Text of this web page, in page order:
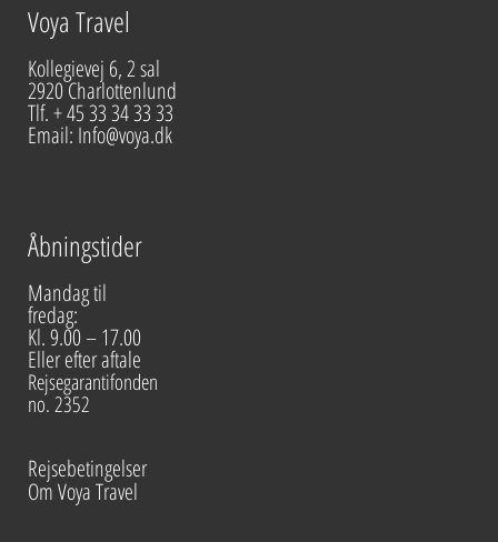
Voya Travel
Kollegievej 6, 2 sal
2920 Charlottenlund
Tlf. + 45 33 34 33 33
Email: Info@voya.dk
Åbningstider
Mandag til
fredag:
Kl. 9.00 – 17.00
Eller efter aftale
Rejsegarantifonden
no. 2352
Rejsebetingelser
Om Voya Travel